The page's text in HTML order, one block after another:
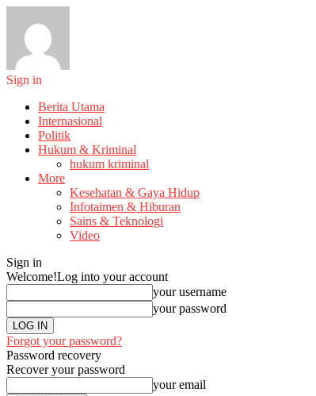
Sign in
Berita Utama
Internasional
Politik
Hukum & Kriminal
hukum kriminal
More
Kesehatan & Gaya Hidup
Infotaimen & Hiburan
Sains & Teknologi
Video
Sign in
Welcome!Log into your account
your username
your password
Forgot your password?
Password recovery
Recover your password
your email